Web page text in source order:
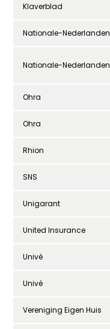
Klaverblad
Nationale-Nederlanden
Nationale-Nederlanden
Ohra
Ohra
Rhion
SNS
Unigarant
United Insurance
Univé
Univé
Vereniging Eigen Huis